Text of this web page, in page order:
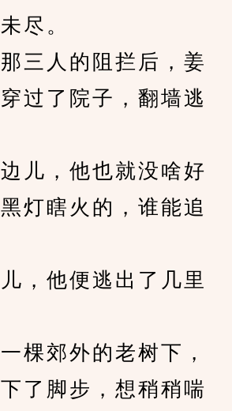
。
人的阻拦后，姜
过了院子，翻墙逃
，他也就没啥好
灯瞎火的，谁能追
他便逃出了几里
郊外的老树下，
了脚步，想稍稍喘